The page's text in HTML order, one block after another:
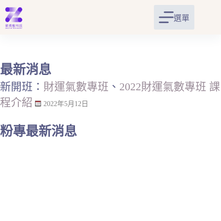
跳
至
主
容
選單
最新消息
新開班： 財運氣數專班 、 2022財運氣數專班 課
程介紹
2022年5月12日
粉專最新消息